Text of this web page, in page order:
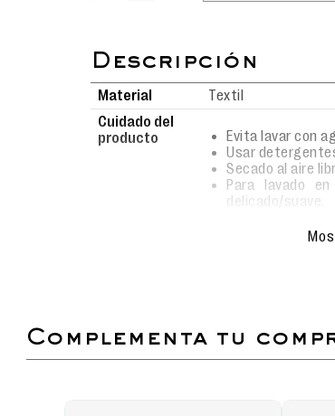
Medias de alta calidad
Composición: 85% algodón - 10%
Material
Textil
Cuidado del
producto
Evita lavar con
Usar
Secado al aire
Para lavado
delicado/suave.
complementa tu